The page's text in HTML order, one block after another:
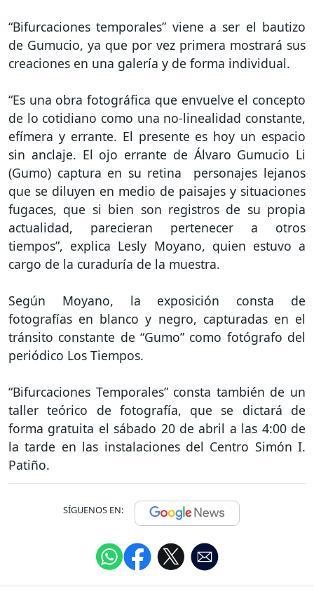
“Bifurcaciones temporales” viene a ser el bautizo
de Gumucio, ya que por vez primera mostrará sus
creaciones en una galería y de forma individual.
“Es una obra fotográfica que envuelve el concepto
de lo cotidiano como una no-linealidad constante,
efímera y errante. El presente es hoy un espacio
sin anclaje. El ojo errante de Álvaro Gumucio Li
(Gumo) captura en su retina personajes lejanos
que se diluyen en medio de paisajes y situaciones
fugaces, que si bien son registros de su propia
actualidad, parecieran pertenecer a otros
tiempos”, explica Lesly Moyano, quien estuvo a
cargo de la curaduría de la muestra.
Según Moyano, la exposición consta de
fotografías en blanco y negro, capturadas en el
tránsito constante de “Gumo” como fotógrafo del
periódico Los Tiempos.
“Bifurcaciones Temporales” consta también de un
taller teórico de fotografía, que se dictará de
forma gratuita el sábado 20 de abril a las 4:00 de
la tarde en las instalaciones del Centro Simón I.
Patiño.
SÍGUENOS EN: